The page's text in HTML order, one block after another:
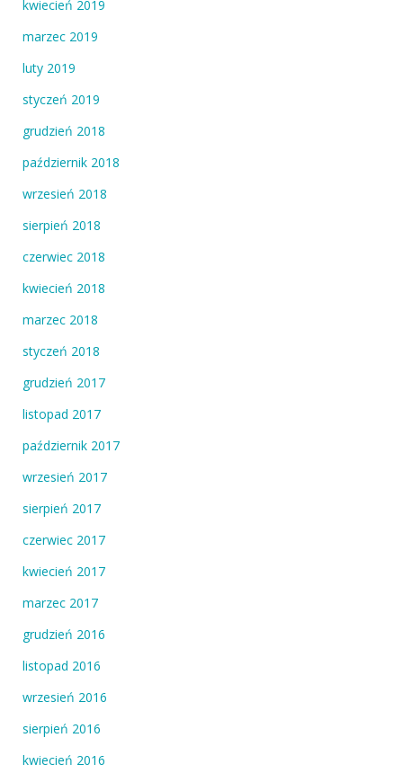
kwiecień 2019
marzec 2019
luty 2019
styczeń 2019
grudzień 2018
październik 2018
wrzesień 2018
sierpień 2018
czerwiec 2018
kwiecień 2018
marzec 2018
styczeń 2018
grudzień 2017
listopad 2017
październik 2017
wrzesień 2017
sierpień 2017
czerwiec 2017
kwiecień 2017
marzec 2017
grudzień 2016
listopad 2016
wrzesień 2016
sierpień 2016
kwiecień 2016